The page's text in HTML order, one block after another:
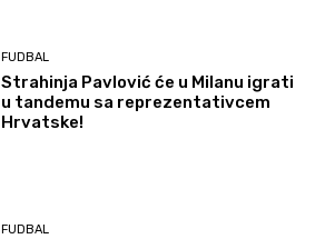
FUDBAL
Strahinja Pavlović će u Milanu igrati
u tandemu sa reprezentativcem
Hrvatske!
FUDBAL